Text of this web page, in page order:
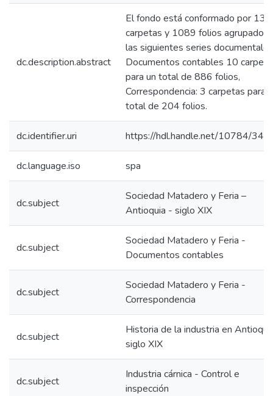
dc.description.abstract
El fondo está conformado por 13
carpetas y 1089 folios agrupados
las siguientes series
Documentos contables 10
para un total de 886 folios,
Correspondencia: 3 carpetas para
total de 204 folios.
dc.identifier.uri https://hdl.handle.net/10784/
dc.language.iso spa
dc.subject
Sociedad Matadero y Feria –
Antioquia - siglo XIX
dc.subject
Sociedad Matadero y Feria -
Documentos contables
dc.subject
Sociedad Matadero y Feria -
Correspondencia
dc.subject
Historia de la industria en
siglo XIX
dc.subject
Industria cárnica - Control e
inspección